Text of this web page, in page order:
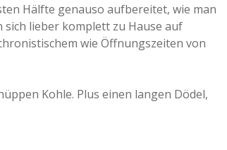
Hälfte genauso aufbereitet, wie man
sich lieber komplett zu Hause auf
wie Öffnungszeiten von
Kohle. Plus einen langen Dödel,